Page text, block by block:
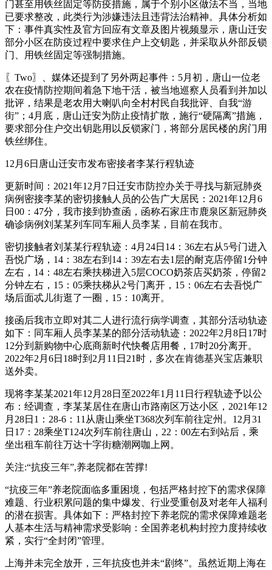
门甚至用铁丝固定等防疫措施，属于个别小区做法不当，当地
已要求整改，此类行为涉嫌违法且违背法治精神。具体分析如
下：事件真实性及官方回应有文章及图片视频显示，唐山迁安
部分小区在防疫过程中要求住户上交钥匙，并采取从外部反锁
门、用铁丝固定等强制措施。
〖Two〗、媒体还提到了另外两起事件：5月初，唐山一位老
农在疫情防控期间着急下地干活，被当地巡察人员看到并加以
批评，结果是老农用大喇叭向全村村民自我批评、自我“游
街”；4月底，唐山迁安为防止疫情扩散，施行“硬隔离”措施，
要求部分住户交出钥匙用以反锁家门，将部分居民楼的房门用
铁丝绑住。
12月6日唐山迁安市发布密接者李某行程轨迹
更新时间：2021年12月7日迁安市防控办关于寻找与新冠肺炎
病例密接李某的密切接触人员的公告广大居民：2021年12月6
日00：47分，我市接到协查函，函称石家庄市鹿泉区新冠肺炎
确诊病例刘某某列车同车厢人员李某，目前在我市。
密切接触者刘某某行程轨迹：4月24日14：36左右从5号门进入
吾悦广场，14：38左右到14：39左右去1层的耐克店停留1分钟
左右，14：48左右乘扶梯进入5层COCO奶茶店买奶茶，停留2
分钟左右，15：05乘扶梯从2号门离开，15：06左右去吾悦广
场后面忒儿街逛了一圈，15：10离开。
接函后我市立即对其二人进行流行病学调查，其部分活动轨迹
如下：同车厢人员李某某的部分活动轨迹：2022年2月8日17时
12分到新购物中心底商新时代快餐店用餐，17时20分离开。
2022年2月6日18时到2月11日21时，多次在肯德基兴宝店兼职
送外卖。
现将李某某2021年12月28日至2022年1月11日行程轨迹予以公
布：经调查，李某某居住在唐山市路南区万达小区，2021年12
月28日1：28-6：11从唐山乘坐T368次列车前往定州。12月31
日17：28乘坐T124次列车前往唐山，22：00左右到站后，乘
坐出租车前往万达十字街糖潮网咖上网。
关注:“抗疫三年”,养老院都在苦撑!
“抗疫三年”养老院面临多重困境，包括严格封控下的需求保障
难题、行业积累问题的集中爆发、行业受重创及对老年人福利
的潜在损害。具体如下：严格封控下养老院的需求保障难题老
人基本生活与精神需求受影响：全国养老机构封控力度持续收
紧，实行“全封闭”管理。
上海并未完全放开，三年抗疫也并未“剧终”。虽然近期上海在